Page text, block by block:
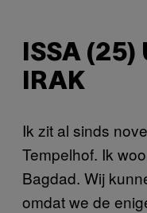
ISSA (25)
IRAK
Ik zit al sinds
Tempelhof. Ik
Bagdad. Wij
omdat we de